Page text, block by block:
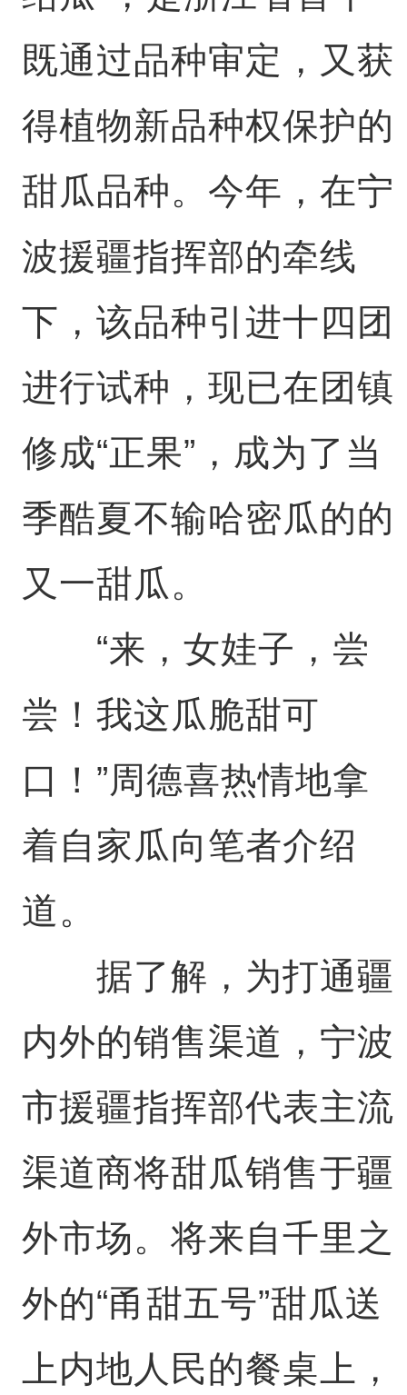
既通过品种审定，又获
得植物新品种权保护的
甜瓜品种。今年，在宁
波援疆指挥部的牵线
下，该品种引进十四团
进行试种，现已在团镇
修成“正果”，成为了当
季酷夏不输哈密瓜的的
又一甜瓜。
“来，女娃子，尝
尝！我这瓜脆甜可
口！”周德喜热情地拿
着自家瓜向笔者介绍
道。
据了解，为打通疆
内外的销售渠道，宁波
市援疆指挥部代表主流
渠道商将甜瓜销售于疆
外市场。将来自千里之
外的“甬甜五号”甜瓜送
上内地人民的餐桌上，